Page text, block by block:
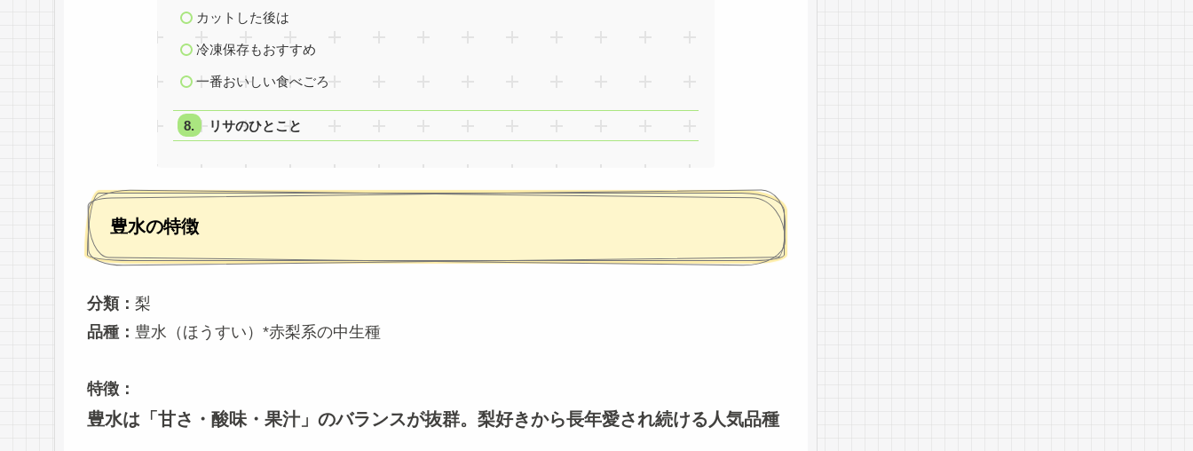
カットした後は
冷凍保存もおすすめ
一番おいしい食べごろ
リサのひとこと
豊水の特徴
分類： 梨
品種： 豊水（ほうすい）*赤梨系の中生種
特徴：
豊水は「甘さ・酸味・果汁」のバランスが抜群。梨好きから長年愛され続ける人気品種